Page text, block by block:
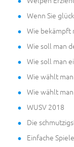
Wenn Sie
Wie bekämpft
Wie soll man
Wie soll man
Wie wählt
Wie wählt
WUSV 2018
Die
Einfache